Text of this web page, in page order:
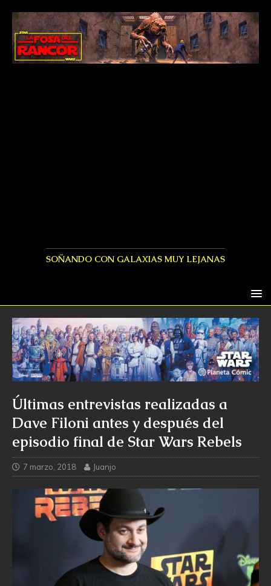
SOÑANDO CON GALAXIAS MUY LEJANAS
Últimas entrevistas realizadas a
Dave Filoni antes y después del
episodio final de Star Wars Rebels
7 marzo, 2018 Juanjo